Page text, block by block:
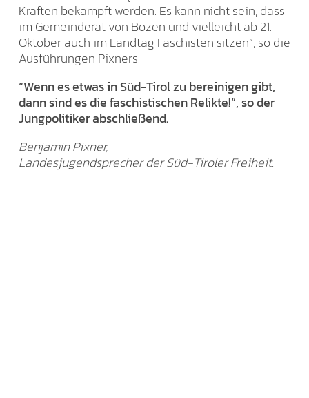
Kräften bekämpft werden. Es kann nicht sein, dass
im Gemeinderat von Bozen und vielleicht ab 21.
Oktober auch im Landtag Faschisten sitzen“, so die
Ausführungen Pixners.
“Wenn es etwas in Süd-Tirol zu bereinigen gibt,
dann sind es die faschistischen Relikte!“, so der
Jungpolitiker abschließend.
Benjamin Pixner,
Landesjugendsprecher der Süd-Tiroler Freiheit.